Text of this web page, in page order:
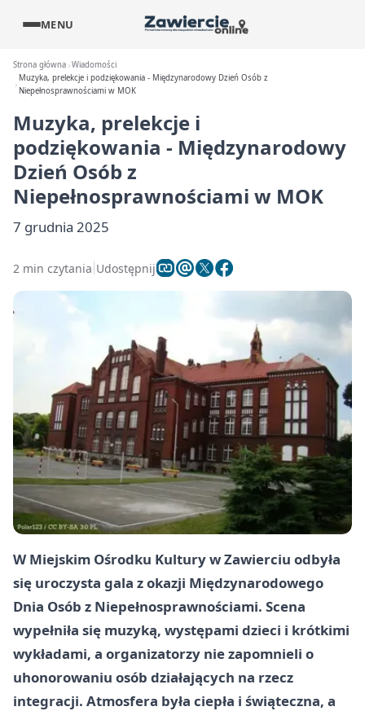
MENU
Strona główna Wiadomości
Muzyka, prelekcje i podziękowania - Międzynarodowy Dzień Osób z
Niepełnosprawnościami w MOK
Muzyka, prelekcje i
podziękowania - Międzynarodowy
Dzień Osób z
Niepełnosprawnościami w MOK
7 grudnia 2025
2 min czytania Udostępnij
W Miejskim Ośrodku Kultury w Zawierciu odbyła
się uroczysta gala z okazji Międzynarodowego
Dnia Osób z Niepełnosprawnościami. Scena
wypełniła się muzyką, występami dzieci i krótkimi
wykładami, a organizatorzy nie zapomnieli o
uhonorowaniu osób działających na rzecz
integracji. Atmosfera była ciepła i świąteczna, a